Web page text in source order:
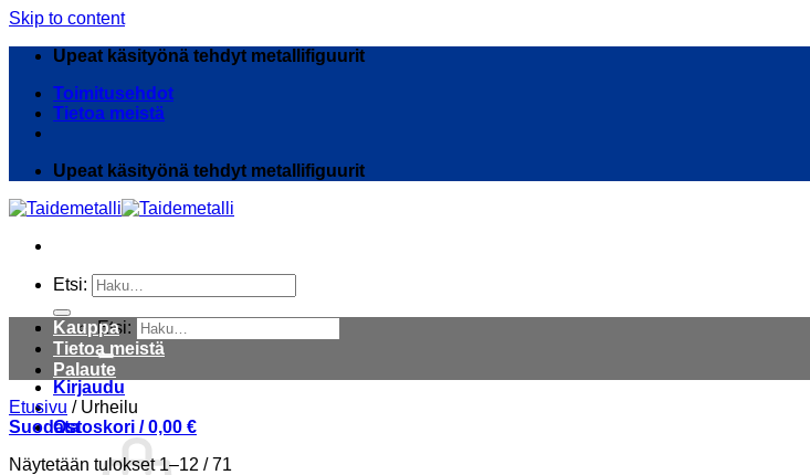
Skip to content
Upeat käsityönä tehdyt metallifiguurit
Toimitusehdot
Tietoa meistä
Upeat käsityönä tehdyt metallifiguurit
Etsi:
Etsi:
Kirjaudu
Ostoskori /0,00 €
Kauppa
Tietoa meistä
Palaute
Etusivu /Urheilu
Suodata
Näytetään tulokset 1–12 / 71